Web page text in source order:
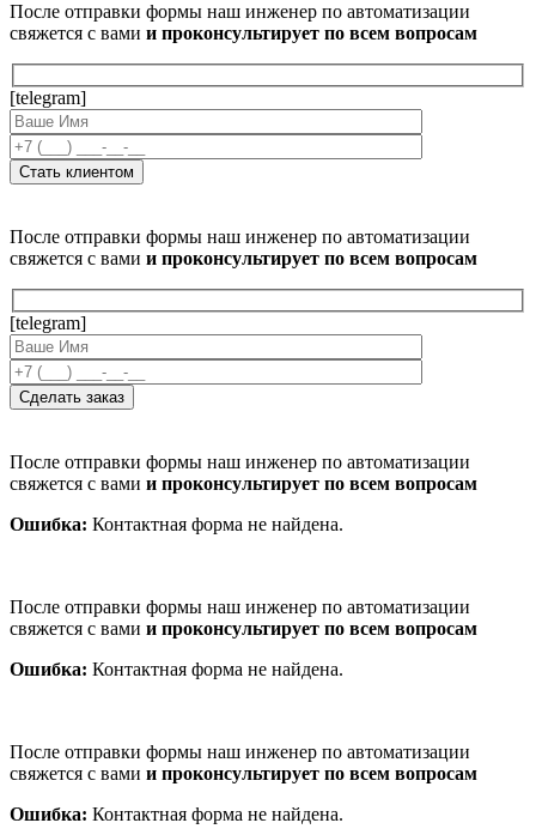
После отправки формы наш инженер по автоматизации
свяжется с вами и проконсультирует по всем вопросам
[telegram]
После отправки формы наш инженер по автоматизации
свяжется с вами и проконсультирует по всем вопросам
[telegram]
После отправки формы наш инженер по автоматизации
свяжется с вами и проконсультирует по всем вопросам
Ошибка: Контактная форма не найдена.
После отправки формы наш инженер по автоматизации
свяжется с вами и проконсультирует по всем вопросам
Ошибка: Контактная форма не найдена.
После отправки формы наш инженер по автоматизации
свяжется с вами и проконсультирует по всем вопросам
Ошибка: Контактная форма не найдена.